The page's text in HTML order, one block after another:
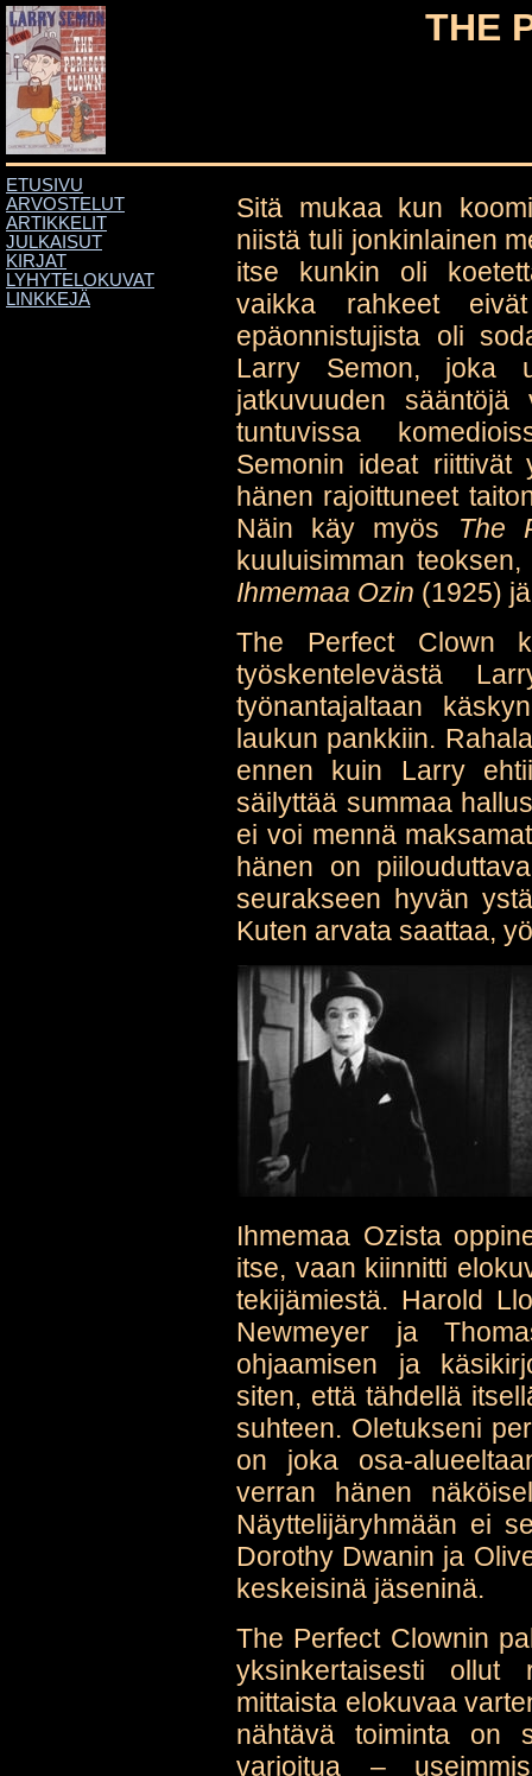
THE
ETUSIVU
ARVOSTELUT
ARTIKKELIT
JULKAISUT
KIRJAT
LYHYTELOKUVAT
LINKKEJÄ
Sitä mukaa kun
niistä tuli jonkinlainen
itse kunkin oli
vaikka rahkeet
epäonnistujista oli
Larry Semon, joka
jatkuvuuden sääntöjä
tuntuvissa
Semonin ideat riittivät
hänen rajoittuneet
Näin käy myös The
kuuluisimman
Ihmemaa Ozin (1925)
The Perfect Clown
työskentelevästä
työnantajaltaan
laukun pankkiin.
ennen kuin Larry
säilyttää summaa
ei voi mennä
hänen on
seurakseen hyvän
Kuten arvata saattaa,
Ihmemaa Ozista
itse, vaan kiinnitti
tekijämiestä. Harold
Newmeyer ja
ohjaamisen ja
siten, että tähdellä
suhteen. Oletukseni
on joka osa-
verran hänen
Näyttelijäryhmään ei
Dorothy Dwanin ja
keskeisinä jäseninä.
The Perfect Clownin
yksinkertaisesti ollut
mittaista elokuvaa
nähtävä toiminta on
varioitua –